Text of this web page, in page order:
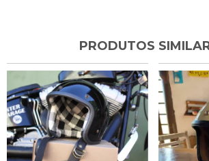
PRODUTOS